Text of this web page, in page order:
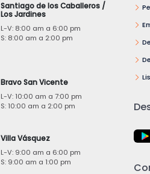
Santiago de los Caballeros /
Los Jardines
L-V: 8:00 am a 6:00 pm
S: 8:00 am a 2:00 pm
Bravo San Vicente
L-V: 10:00 am a 7:00 pm
S: 10:00 am a 2:00 pm
Villa Vásquez
L-V: 9:00 am a 6:00 pm
S: 9:00 am a 1:00 pm